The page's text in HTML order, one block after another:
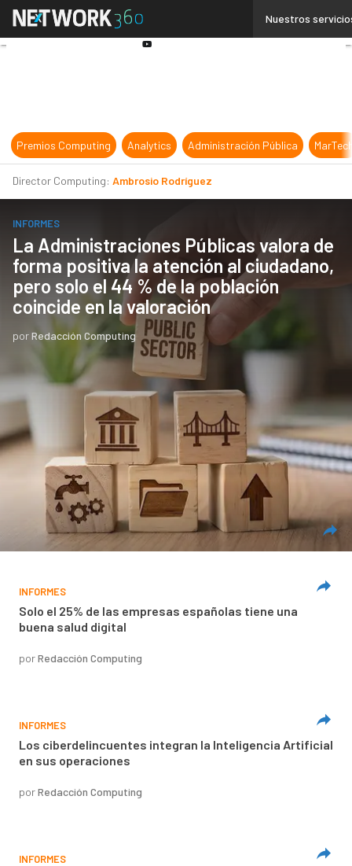
Nuestros
Premios Computing Analytics Administración Pública
Director Computing: Ambrosio Rodríguez
INFORMES
La Administraciones Públicas valora de
forma positiva la atención al ciudadano,
pero solo el 44 % de la población
coincide en la valoración
porRedacción Computing
INFORMES
Solo el 25% de las empresas españolas tiene una
buena salud digital
porRedacción Computing
INFORMES
Los ciberdelincuentes integran la Inteligencia Artificial
en sus operaciones
porRedacción Computing
INFORMES